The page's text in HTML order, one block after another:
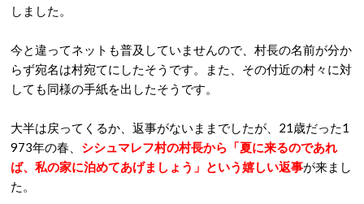
しました。
今と違ってネットも普及していませんので、村長の名前が分か
らず宛名は村宛てにしたそうです。また、その付近の村々に対
しても同様の手紙を出したそうです。
大半は戻ってくるか、返事がないままでしたが、21歳だった1
973年の春、 シシュマレフ村の村長から「夏に来るのであれ
ば、私の家に泊めてあげましょう」という嬉しい返事が来まし
た。